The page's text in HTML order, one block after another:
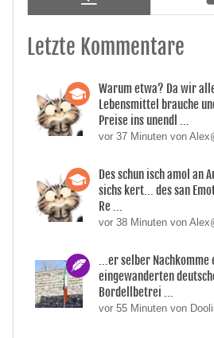
Letzte Kommentare
Warum etwa? Da wir
Lebensmittel brauche
Preise ins unendl ...
vor 37 Minuten von
Des schun isch amol an
sichs kert... des san
Re ...
vor 38 Minuten von
...er selber Nachkomme
eingewanderten
Bordellbetrei ...
vor 55 Minuten von